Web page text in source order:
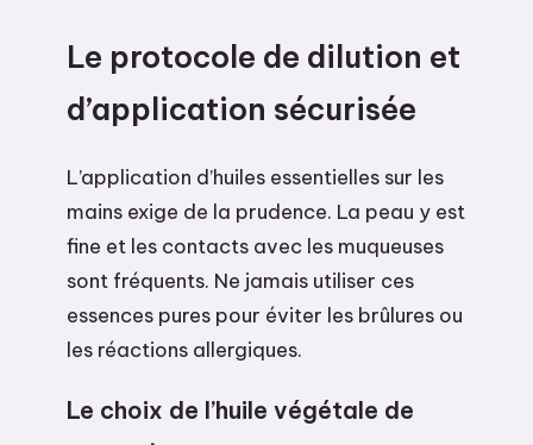
Le protocole de dilution et
d’application sécurisée
L’application d’huiles essentielles sur les
mains exige de la prudence. La peau y est
fine et les contacts avec les muqueuses
sont fréquents. Ne jamais utiliser ces
essences pures pour éviter les brûlures ou
les réactions allergiques.
Le choix de l’huile végétale de